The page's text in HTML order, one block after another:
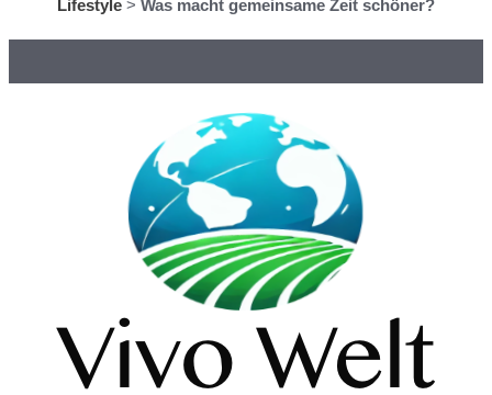
Lifestyle > Was macht gemeinsame Zeit schöner?